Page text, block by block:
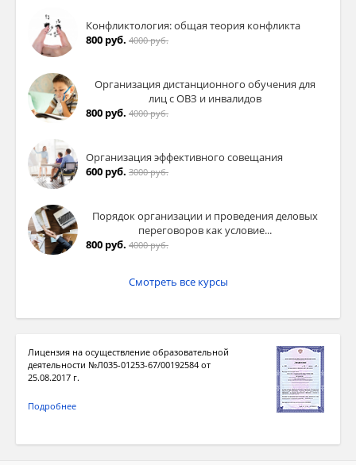
Конфликтология: общая теория конфликта
800 руб. 4000 руб.
Организация дистанционного обучения для
лиц с ОВЗ и инвалидов
800 руб. 4000 руб.
Организация эффективного совещания
600 руб. 3000 руб.
Порядок организации и проведения деловых
переговоров как условие...
800 руб. 4000 руб.
Смотреть все курсы
Лицензия на осуществление образовательной
деятельности №Л035-01253-67/00192584 от
25.08.2017 г.
Подробнее